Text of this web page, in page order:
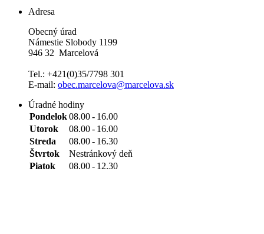
Adresa
Obecný úrad
Námestie Slobody 1199
946 32 Marcelová
Tel.: +421(0)35/7798 301
E-mail: obec.marcelova@marcelova.sk
Úradné hodiny
Pondelok08.00- 16.00
Utorok
08.00- 16.00
Streda
08.00- 16.30
Štvrtok
Nestránkový deň
Piatok
08.00- 12.30